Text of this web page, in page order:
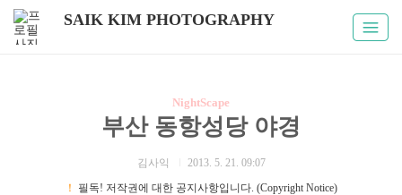
SAIK KIM PHOTOGRAPHY
NightScape
부산 동항성당 야경
김사익
2013. 5. 21. 09:07
！
필독! 저작권에 대한 공지사항입니다. (Copyright Notice)